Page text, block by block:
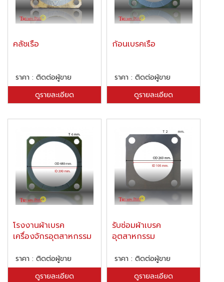
คลัชเรือ
ราคา : ติดต่อผู้ขาย
ดูรายละเอียด
ก้อนเบรคเรือ
ราคา : ติดต่อผู้ขาย
ดูรายละเอียด
โรงงานผ้าเบรค
เครื่องจักรอุตสาหกรรม
ราคา : ติดต่อผู้ขาย
ดูรายละเอียด
รับซ่อมผ้าเบรค
อุตสาหกรรม
ราคา : ติดต่อผู้ขาย
ดูรายละเอียด